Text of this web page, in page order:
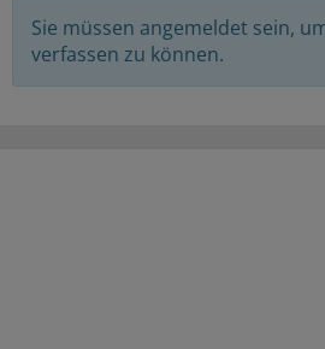
Sie müssen angemeldet sein,
verfassen zu können.